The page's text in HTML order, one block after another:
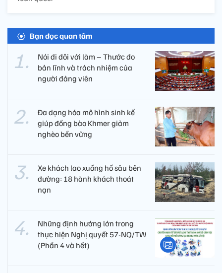
Bạn đọc quan tâm
Nói đi đôi với làm – Thước đo
bản lĩnh và trách nhiệm của
người đảng viên​
Đa dạng hóa mô hình sinh kế
giúp đồng bào Khmer giảm
nghèo bền vững
Xe khách lao xuống hố sâu bên
đường: 18 hành khách thoát
nạn
Những định hướng lớn trong
thực hiện Nghị quyết 57-NQ/TW
(Phần 4 và hết)